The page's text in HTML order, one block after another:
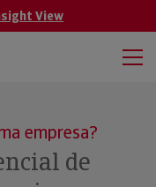
View
empresa?
de